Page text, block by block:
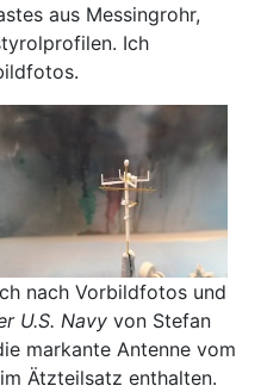
aus Messingrohr,
Ich
nach Vorbildfotos und
U.S. Navy von Stefan
markante Antenne vom
Ätzteilsatz enthalten.